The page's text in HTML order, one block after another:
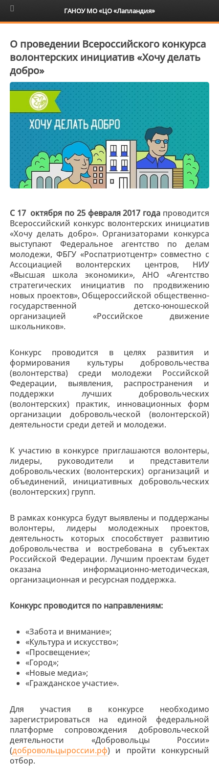
6+
О проведении Всероссийского конкурса
волонтерских инициатив «Хочу делать
добро»
С 17 октября по 25 февраля 2017 года проводится
Всероссийский конкурс волонтерских инициатив
«Хочу делать добро». Организаторами конкурса
выступают Федеральное агентство по делам
молодежи, ФБГУ «Роспатриотцентр» совместно с
Ассоциацией волонтерских центров, НИУ
«Высшая школа экономики», АНО «Агентство
стратегических инициатив по продвижению
новых проектов», Общероссийской общественно-
государственной детско-юношеской
организацией «Российское движение
школьников».
Конкурс проводится в целях развития и
формирования культуры добровольчества
(волонтерства) среди молодежи Российской
Федерации, выявления, распространения и
поддержки лучших добровольческих
(волонтерских) практик, инновационных форм
организации добровольческой (волонтерской)
деятельности среди детей и молодежи.
К участию в конкурсе приглашаются волонтеры,
лидеры, руководители и представители
добровольческих (волонтерских) организаций и
объединений, инициативных добровольческих
(волонтерских) групп.
В рамках конкурса будут выявлены и поддержаны
волонтеры, лидеры молодежных проектов,
деятельность которых способствует развитию
добровольчества и востребована в субъектах
Российской Федерации. Лучшим проектам будет
оказана информационно-методическая,
организационная и ресурсная поддержка.
Конкурс проводится по направлениям:
«Забота и внимание»;
«Культура и искусство»;
«Просвещение»;
«Город»;
«Новые медиа»;
«Гражданское участие».
Для участия в конкурсе необходимо
зарегистрироваться на единой федеральной
платформе сопровождения добровольческой
деятельности «Добровольцы России»
(добровольцыроссии.рф) и пройти конкурсный
отбор.
ГАНОУ МО «ЦО «Лапландия»